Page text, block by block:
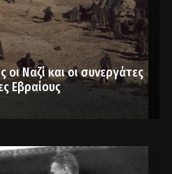
Ναζί και οι συνεργάτες
Εβραίους